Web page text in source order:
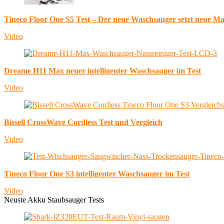
Tineco Floor One S5 Test – Der neue Waschsauger setzt neue
Video
Dreame H11 Max neuer intelligenter Waschsauger im Test
Video
Bissell CrossWave Cordless Test und Vergleich
Video
Tineco Floor One S3 intelligenter Waschsauger im Test
Video
Neuste Akku Staubsauger Tests